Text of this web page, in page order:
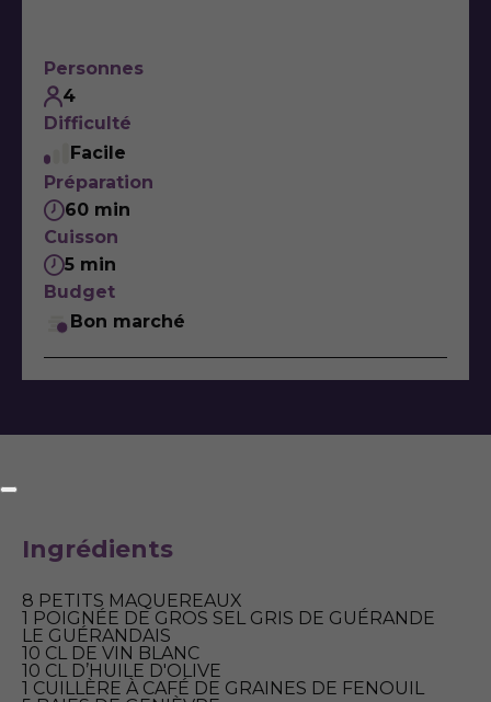
Personnes
4
Difficulté
Facile
Préparation
60 min
Cuisson
5 min
Budget
Bon marché
Ingrédients
8 PETITS MAQUEREAUX
1 POIGNÉE DE GROS SEL GRIS DE GUÉRANDE
LE GUÉRANDAIS
10 CL DE VIN BLANC
10 CL D’HUILE D'OLIVE
1 CUILLÈRE À CAFÉ DE GRAINES DE FENOUIL